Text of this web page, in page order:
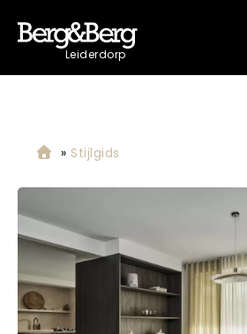
Leiderdorp
» Stijlgids